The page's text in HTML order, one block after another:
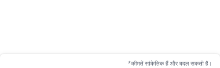
*कीमतें सांकेतिक हैं और बदल सकती हैं।